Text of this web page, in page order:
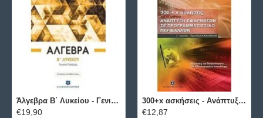
Άλγεβρα B΄ Λυκείου - Γενικής Παιδείας ΕΛΛΗΝΟΕΚΔΟΤΙΚΗ
€19,90
300+x ασκήσεις - Ανάπτυξη Εφαρμογών σε Προγραμματιστικό Περιβάλλον ΕΛΛΗΝΟΕΚΔΟΤΙΚΗ
€12,87